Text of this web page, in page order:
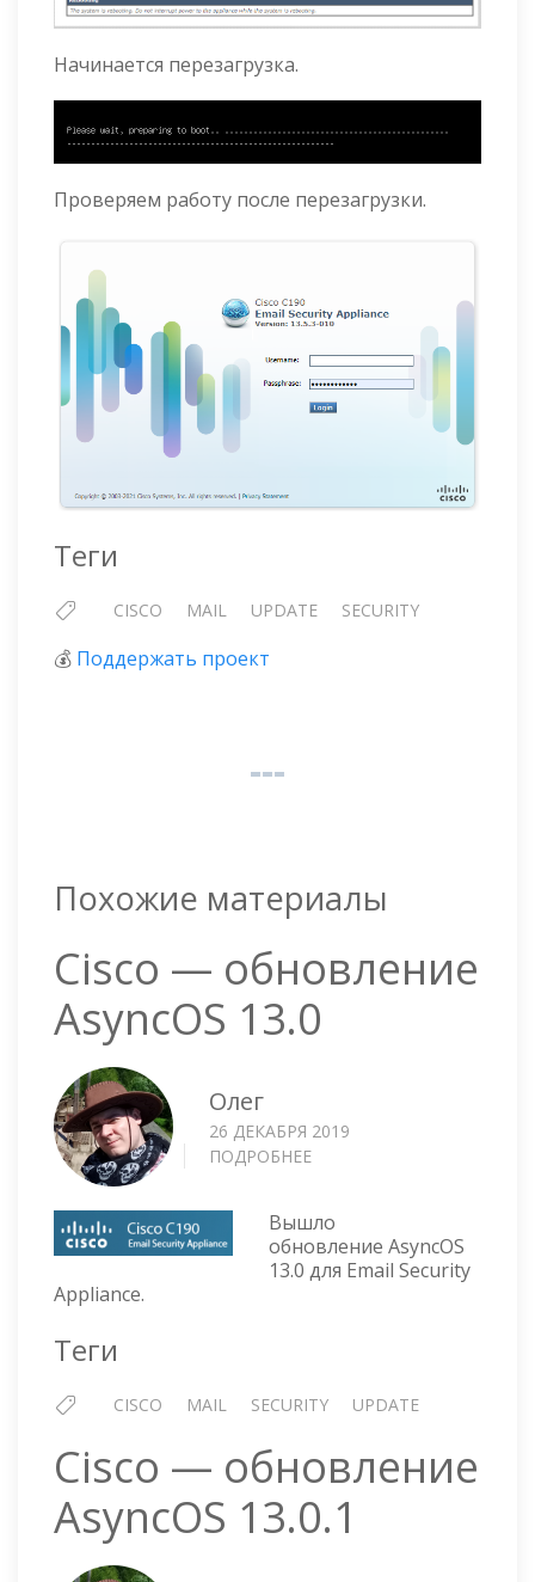
Начинается перезагрузка.
Проверяем работу после перезагрузки.
Теги
CISCO MAIL UPDATE SECURITY
💰 Поддержать проект
Похожие материалы
Cisco — обновление
AsyncOS 13.0
Олег
26 ДЕКАБРЯ 2019
ПОДРОБНЕЕ
ОБНОВЛЕНИЕ
ASYNCOS
13.0
Вышло
обновление AsyncOS
13.0 для Email Security
Appliance.
Теги
CISCO MAIL SECURITY UPDATE
Cisco — обновление
AsyncOS 13.0.1